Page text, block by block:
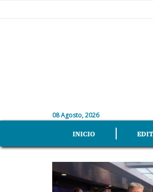
08 Agosto, 2026
INICIO